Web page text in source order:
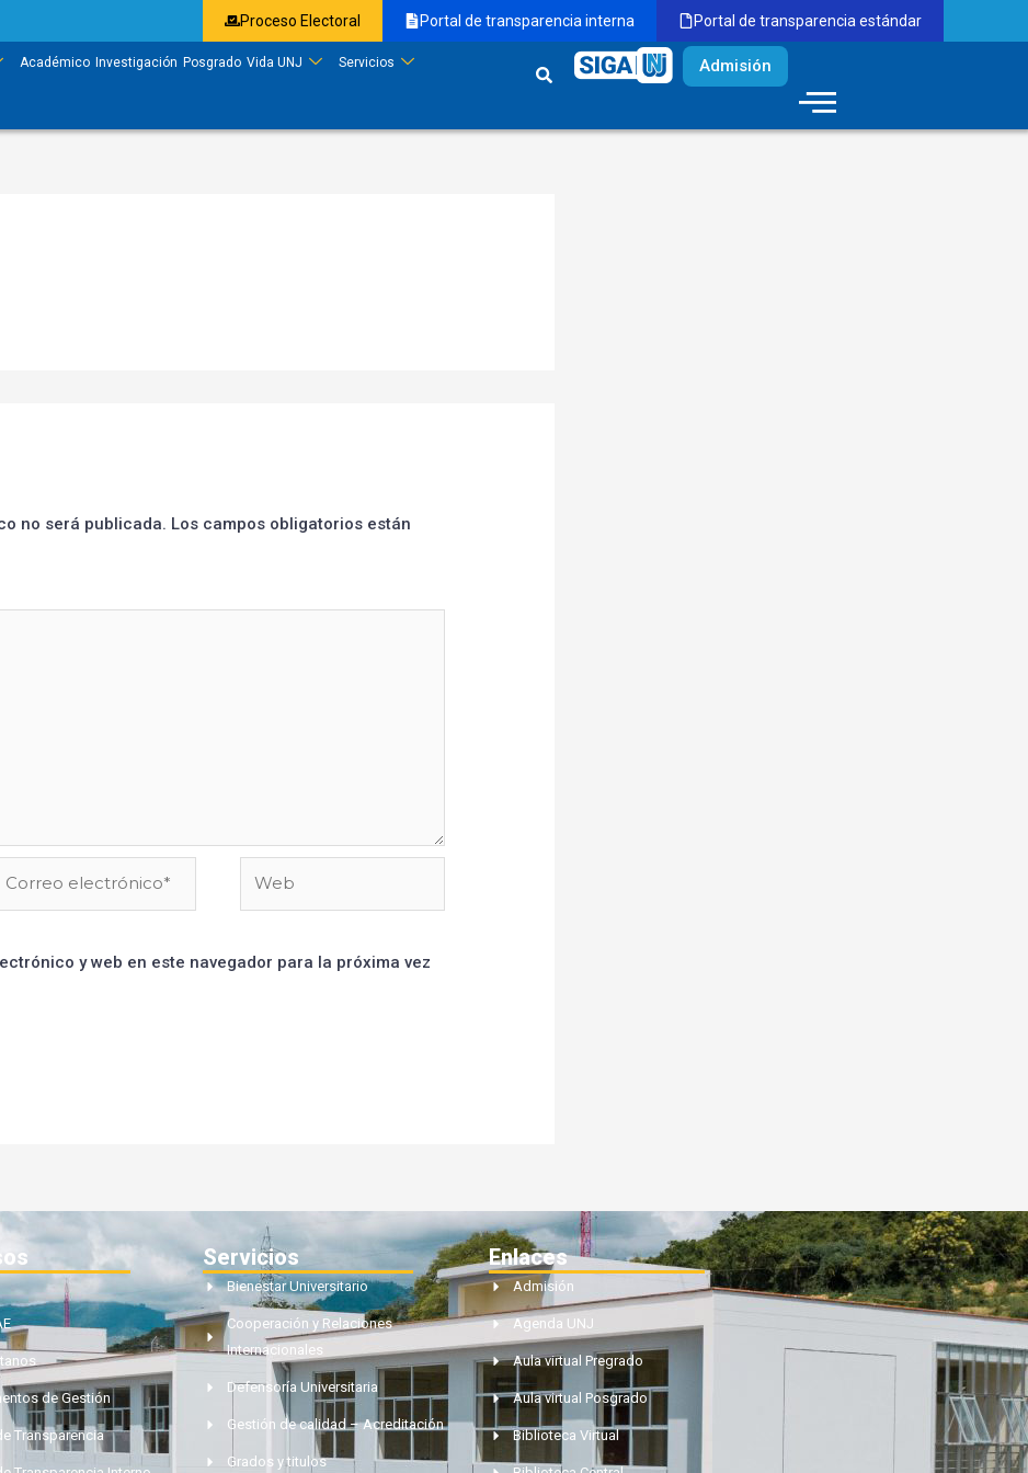
Proceso Electoral Portal de transparencia interna Portal de transparencia estándar
Académico Investigación Posgrado Vida UNJ Servicios Admisión
no será publicada. Los campos obligatorios están
y web en este navegador para la próxima vez
de Gestión
Transparencia
Servicios
Bienestar Universitario
Cooperación y Relaciones
Internacionales
Defensoría Universitaria
Gestión de calidad – Acreditación
Grados y titulos
Enlaces
Admisión
Agenda UNJ
Aula virtual Pregrado
Aula virtual Posgrado
Biblioteca Virtual